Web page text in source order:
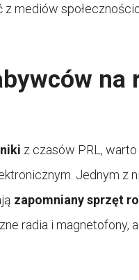
z mediów
z czasów PRL,
Jednym z
zapomniany sprzęt
radia i magnetofony,